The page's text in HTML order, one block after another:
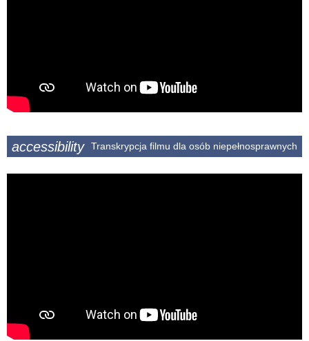
accessibility Transkrypcja filmu dla osób niepełnosprawnych